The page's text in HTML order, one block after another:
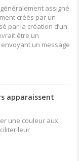
assigné
créés par un
par la création d’un
être un
un message
apparaissent
une couleur aux
leur